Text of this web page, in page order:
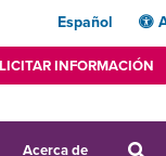
Español
INFORMACIÓN
Acerca de